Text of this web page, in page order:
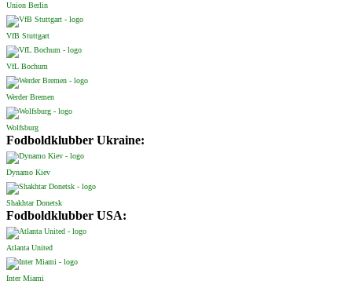
Union Berlin
VfB Stuttgart
VfL Bochum
Werder Bremen
Wolfsburg
Fodboldklubber Ukraine:
Dynamo Kiev
Shakhtar Donetsk
Fodboldklubber USA:
Atlanta United
Inter Miami